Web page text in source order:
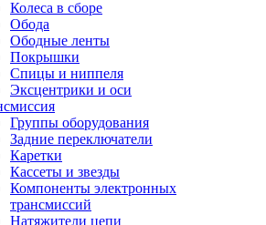
Колеса в сборе
Обода
Ободные ленты
Покрышки
Спицы и ниппеля
Эксцентрики и оси
Группы оборудования
Задние переключатели
Каретки
Кассеты и звезды
Компоненты электронных
трансмиссий
Натяжители цепи